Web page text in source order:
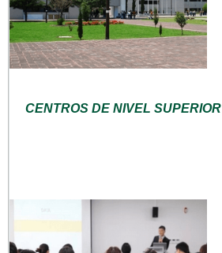
CENTROS DE NIVEL SUPERIOR